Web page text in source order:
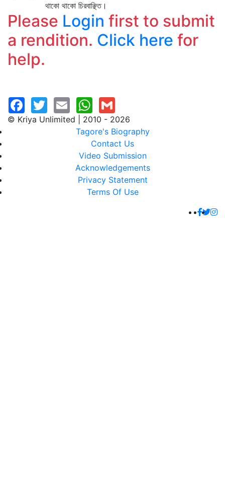
থাকো থাকো চিরবাঞ্ছিত।
Please Login first to submit
a rendition. Click here for
help.
© Kriya Unlimited | 2010 - 2026
Tagore's Biography
Contact Us
Video Submission
Acknowledgements
Privacy Statement
Terms Of Use